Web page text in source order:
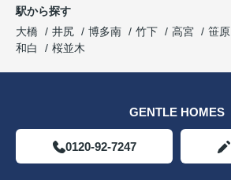
駅から探す
大橋
井尻 博多南 竹下 高宮 笹原
和白
桜並木
GENTLE HOMES
0120-92-7247